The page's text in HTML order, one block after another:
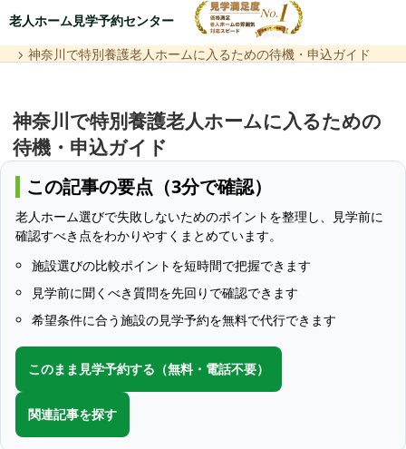
老人ホーム見学予約センター
神奈川で特別養護老人ホームに入るための待機・申込ガイド
神奈川で特別養護老人ホームに入るための
待機・申込ガイド
この記事の要点（3分で確認）
老人ホーム選びで失敗しないためのポイントを整理し、見学前に
確認すべき点をわかりやすくまとめています。
施設選びの比較ポイントを短時間で把握できます
見学前に聞くべき質問を先回りで確認できます
希望条件に合う施設の見学予約を無料で代行できます
このまま見学予約する（無料・電話不要）
関連記事を探す